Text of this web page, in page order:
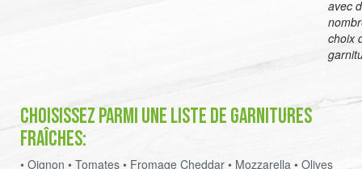
avec
choix
Choisissez parmi une liste de garnitures
fraîches:
• Oignon • Tomates • Fromage Cheddar • Mozzarella • Olives